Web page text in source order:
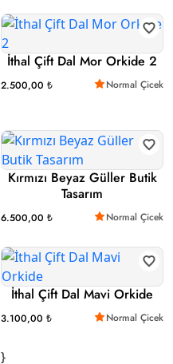
İthal Çift Dal Mor Orkide 2
2.500,00 ₺ Normal Çicek
Kırmızı Beyaz Güller Butik
Tasarım
6.500,00 ₺ Normal Çicek
İthal Çift Dal Mavi Orkide
3.100,00 ₺ Normal Çicek
}